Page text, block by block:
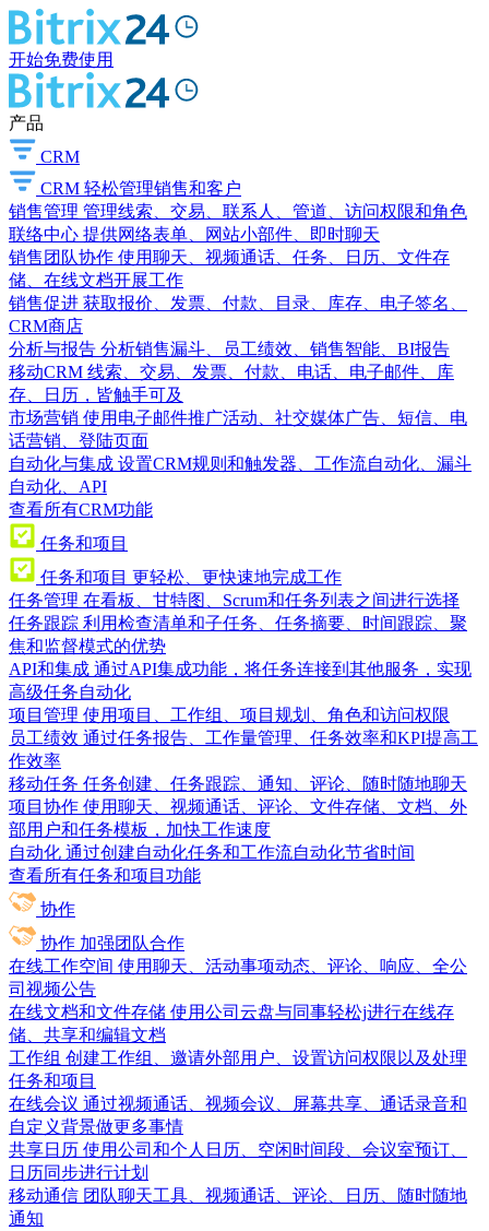
开始免费使用
产品
CRM
CRM 轻松管理销售和客户
销售管理 管理线索、交易、联系人、管道、访问权限和角色
联络中心 提供网络表单、网站小部件、即时聊天
销售团队协作 使用聊天、视频通话、任务、日历、文件存
储、在线文档开展工作
销售促进 获取报价、发票、付款、目录、库存、电子签名、
CRM商店
分析与报告 分析销售漏斗、员工绩效、销售智能、BI报告
移动CRM 线索、交易、发票、付款、电话、电子邮件、库
存、日历，皆触手可及
市场营销 使用电子邮件推广活动、社交媒体广告、短信、电
话营销、登陆页面
自动化与集成 设置CRM规则和触发器、工作流自动化、漏斗
自动化、API
查看所有CRM功能
任务和项目
任务和项目 更轻松、更快速地完成工作
任务管理 在看板、甘特图、Scrum和任务列表之间进行选择
任务跟踪 利用检查清单和子任务、任务摘要、时间跟踪、聚
焦和监督模式的优势
API和集成 通过API集成功能，将任务连接到其他服务，实现
高级任务自动化
项目管理 使用项目、工作组、项目规划、角色和访问权限
员工绩效 通过任务报告、工作量管理、任务效率和KPI提高工
作效率
移动任务 任务创建、任务跟踪、通知、评论、随时随地聊天
项目协作 使用聊天、视频通话、评论、文件存储、文档、外
部用户和任务模板，加快工作速度
自动化 通过创建自动化任务和工作流自动化节省时间
查看所有任务和项目功能
协作
协作 加强团队合作
在线工作空间 使用聊天、活动事项动态、评论、响应、全公
司视频公告
在线文档和文件存储 使用公司云盘与同事轻松j进行在线存
储、共享和编辑文档
工作组 创建工作组、邀请外部用户、设置访问权限以及处理
任务和项目
在线会议 通过视频通话、视频会议、屏幕共享、通话录音和
自定义背景做更多事情
共享日历 使用公司和个人日历、空闲时间段、会议室预订、
日历同步进行计划
移动通信 团队聊天工具、视频通话、评论、日历、随时随地
通知